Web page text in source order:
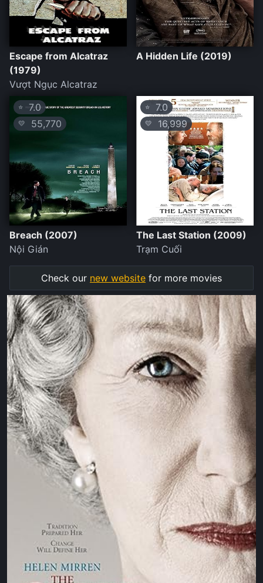
Escape from Alcatraz
(1979)
Vượt Ngục Alcatraz
A Hidden Life (2019)
⭐ 7.0
💛 55,770
Breach (2007)
Nội Gián
⭐ 7.0
💛 16,999
The Last Station (2009)
Trạm Cuối
Check our new website for more movies